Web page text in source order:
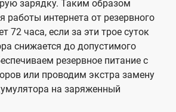
зарядку. Таким образом
работы интернета от резервного
72 часа, если за эти трое суток
снижается до допустимого
резервное питание с
или проводим экстра замену
на заряженный